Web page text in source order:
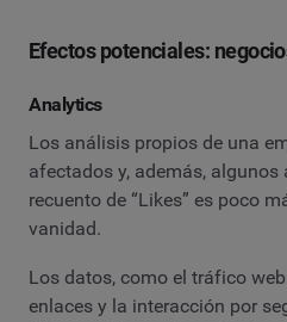
Efectos potenciales:
Analytics
Los análisis propios de una
afectados y, además, algunos
recuento de “Likes” es poco
vanidad.
Los datos, como el tráfico
enlaces y la interacción por